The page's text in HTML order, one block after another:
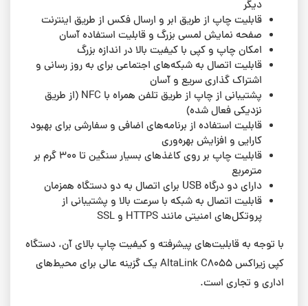
دیگر
قابلیت چاپ از طریق ابر و ارسال فکس از طریق اینترنت
صفحه نمایش لمسی بزرگ و قابلیت استفاده آسان
امکان چاپ و کپی با کیفیت بالا در اندازه بزرگ
قابلیت اتصال به شبکه‌های اجتماعی برای به روز رسانی و
اشتراک گذاری سریع و آسان
پشتیبانی از چاپ از طریق تلفن همراه با NFC (از طریق
نزدیکی فعال شده)
قابلیت استفاده از برنامه‌های اضافی و سفارشی برای بهبود
کارایی و افزایش بهره‌وری
قابلیت چاپ بر روی کاغذهای بسیار سنگین تا 300 گرم بر
مترمربع
دارای دو درگاه USB برای اتصال به دو دستگاه همزمان
قابلیت اتصال به شبکه با سرعت بالا و پشتیبانی از
پروتکل‌های امنیتی مانند HTTPS و SSL
با توجه به قابلیت‌های پیشرفته و کیفیت چاپ بالای آن، دستگاه
کپی زیراکس AltaLink C8055 یک گزینه عالی برای محیط‌های
اداری و تجاری است.